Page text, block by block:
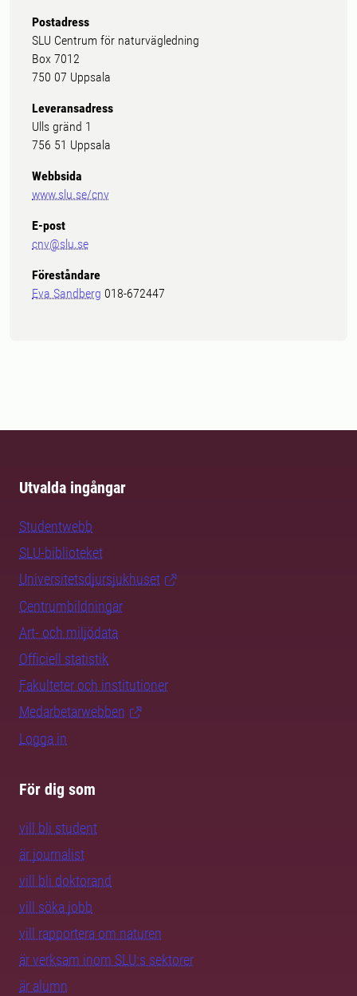
Postadress
SLU Centrum för naturvägledning
Box 7012
750 07 Uppsala
Leveransadress
Ulls gränd 1
756 51 Uppsala
Webbsida
www.slu.se/cnv
E-post
cnv@slu.se
Föreståndare
Eva Sandberg 018-672447
Utvalda ingångar
Studentwebb
SLU-biblioteket
Universitetsdjursjukhuset
Centrumbildningar
Art- och miljödata
Officiell statistik
Fakulteter och institutioner
Medarbetarwebben
Logga in
För dig som
vill bli student
är journalist
vill bli doktorand
vill söka jobb
vill rapportera om naturen
är verksam inom SLU:s sektorer
är alumn